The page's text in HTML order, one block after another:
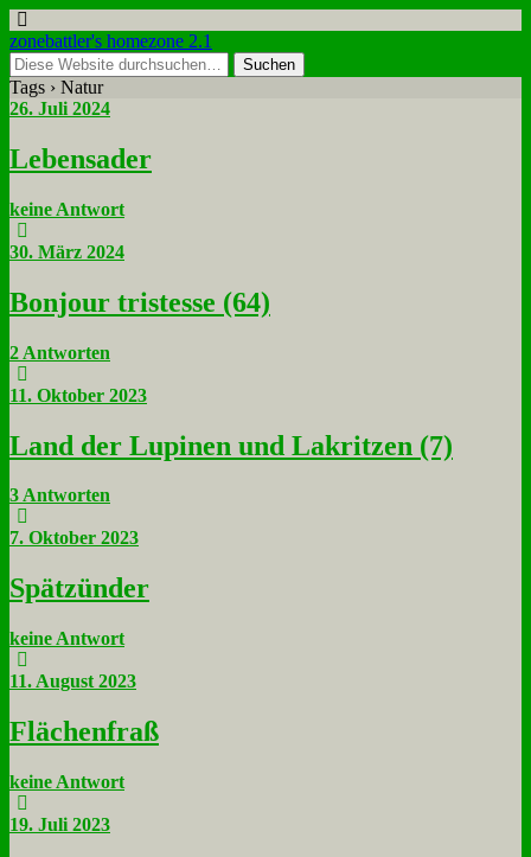
zonebattler's homezone 2.1
Tags › Natur
26. Juli 2024
Le­bens­ader
keine Antwort
30. März 2024
Bon­jour tri­stesse (64)
2 Antworten
11. Oktober 2023
Land der Lu­pi­nen und La­krit­zen (7)
3 Antworten
7. Oktober 2023
Spät­zün­der
keine Antwort
11. August 2023
Flä­chen­fraß
keine Antwort
19. Juli 2023